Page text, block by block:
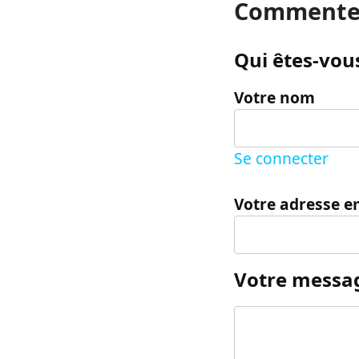
Qui êtes-
Votre nom
Se connecter
Votre adresse
Votre